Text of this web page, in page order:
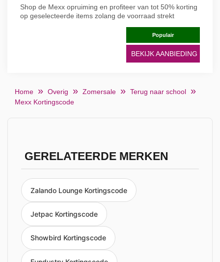
Shop de Mexx opruiming en profiteer van tot 50% korting
op geselecteerde items zolang de voorraad strekt
Populair
BEKIJK AANBIEDING
Home Overig Zomersale
Terug naar school
Mexx Kortingscode
GERELATEERDE MERKEN
Zalando Lounge Kortingscode
Jetpac Kortingscode
Showbird Kortingscode